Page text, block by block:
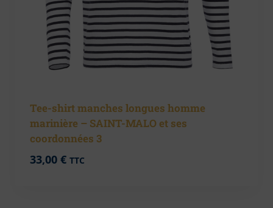
Tee-shirt manches longues homme
marinière – SAINT-MALO et ses
coordonnées 3
33,00 € TTC